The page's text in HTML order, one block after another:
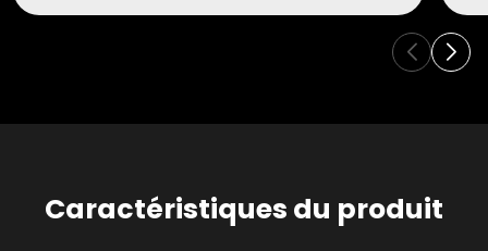
Caractéristiques du produit